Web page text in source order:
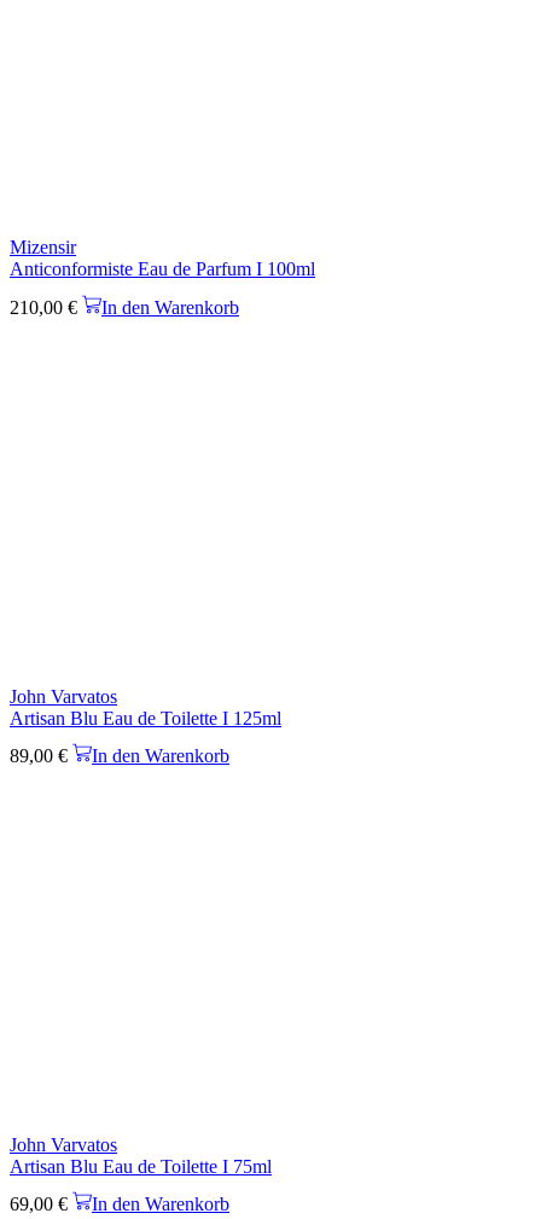
Mizensir
Anticonformiste Eau de Parfum I 100ml
210,00 € In den Warenkorb
John Varvatos
Artisan Blu Eau de Toilette I 125ml
89,00 € In den Warenkorb
John Varvatos
Artisan Blu Eau de Toilette I 75ml
69,00 € In den Warenkorb